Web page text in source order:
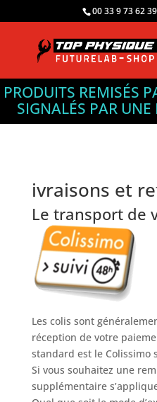
PRODUITS REMISÉS
SIGNALÉS PAR
00 33 9 73 62
ivraisons et
Le transport de
Les colis sont
réception de votre
standard est le Colissimo
Si vous souhaitez une
supplémentaire